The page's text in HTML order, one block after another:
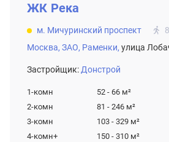
ЖК Река
м. Мичуринский проспект
Москва, ЗАО, Раменки, улица
Застройщик:Донстрой
1-комн 52 - 66 м²
2-комн
81 - 246 м²
3-комн
103 - 329 м²
4-комн+
150 - 310 м²